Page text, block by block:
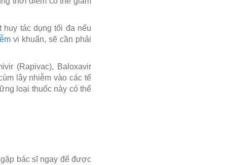
huy tác dụng tối đa nếu
vi khuẩn, sẽ cần phải
(Rapivac), Baloxavir
lây nhiễm vào các tế
loại thuốc này có thể
bác sĩ ngay để được